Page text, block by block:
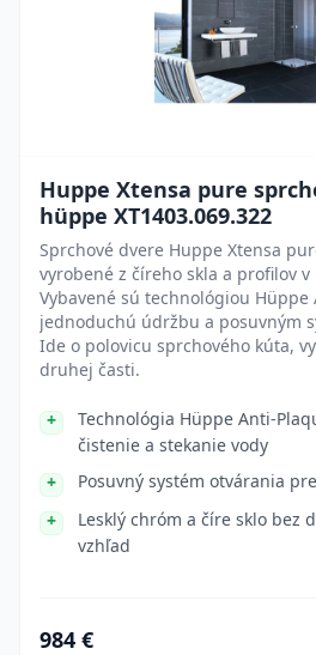
Huppe Xtensa pure
hüppe XT1403.069.322
Sprchové dvere Huppe Xtensa
vyrobené z číreho skla a profilov
Vybavené sú technológiou Hüppe
jednoduchú údržbu a posuvným
Ide o polovicu sprchového kúta,
druhej časti.
Technológia Hüppe Anti-
čistenie a stekanie vody
Posuvný systém otvárania
Lesklý chróm a číre sklo bez
vzhľad
984 €